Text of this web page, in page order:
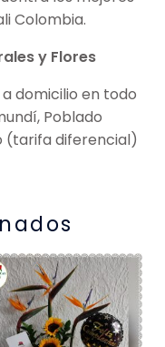
Colombia.
y Flores
domicilio en todo
Poblado
(tarifa diferencial)